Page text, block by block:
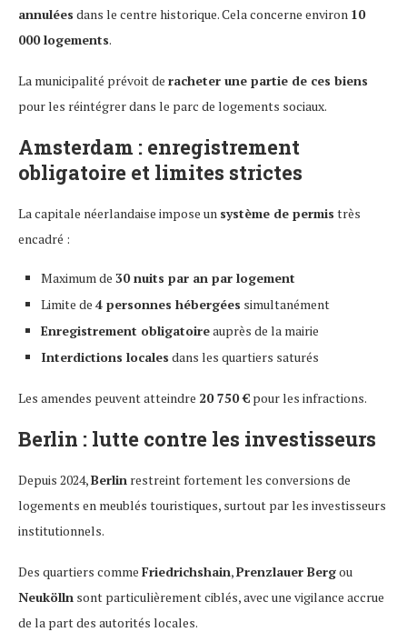
annulées dans le centre historique. Cela concerne environ 10
000 logements.
La municipalité prévoit de racheter une partie de ces biens
pour les réintégrer dans le parc de logements sociaux.
Amsterdam : enregistrement
obligatoire et limites strictes
La capitale néerlandaise impose un système de permis très
encadré :
Maximum de 30 nuits par an par logement
Limite de 4 personnes hébergées simultanément
Enregistrement obligatoireauprès de la mairie
Interdictions locales dans les quartiers saturés
Les amendes peuvent atteindre 20 750 € pour les infractions.
Berlin : lutte contre les investisseurs
Depuis 2024,Berlin restreint fortement les conversions de
logements en meublés touristiques, surtout par les investisseurs
institutionnels.
Des quartiers comme Friedrichshain,Prenzlauer Bergou
Neukölln sont particulièrement ciblés, avec une vigilance accrue
de la part des autorités locales.